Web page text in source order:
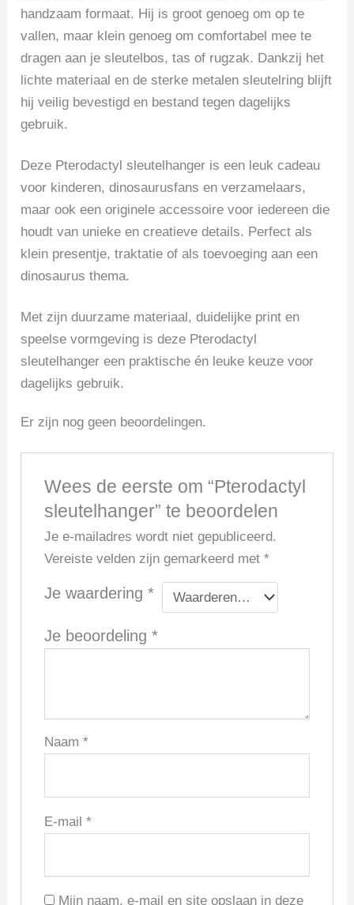
handzaam formaat. Hij is groot genoeg om op te
vallen, maar klein genoeg om comfortabel mee te
dragen aan je sleutelbos, tas of rugzak. Dankzij het
lichte materiaal en de sterke metalen sleutelring blijft
hij veilig bevestigd en bestand tegen dagelijks
gebruik.
Deze Pterodactyl sleutelhanger is een leuk cadeau
voor kinderen, dinosaurusfans en verzamelaars,
maar ook een originele accessoire voor iedereen die
houdt van unieke en creatieve details. Perfect als
klein presentje, traktatie of als toevoeging aan een
dinosaurus thema.
Met zijn duurzame materiaal, duidelijke print en
speelse vormgeving is deze Pterodactyl
sleutelhanger een praktische én leuke keuze voor
dagelijks gebruik.
Er zijn nog geen beoordelingen.
Wees de eerste om “Pterodactyl
sleutelhanger” te beoordelen
Je e-mailadres wordt niet gepubliceerd.
Vereiste velden zijn gemarkeerd met *
Je waardering *
Je beoordeling *
Naam *
E-mail *
Mijn naam, e-mail en site opslaan in deze